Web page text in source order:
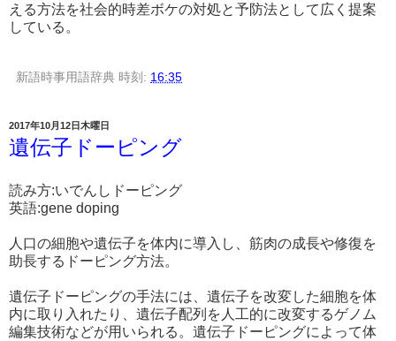
える方法を社会的時差ボケの対処と予防法として広く提案
している。
新語時事用語辞典 時刻: 16:35
2017年10月12日木曜日
遺伝子ドーピング
読み方:いでんしドーピング
英語:gene doping
人口の細胞や遺伝子を体内に導入し、筋肉の成長や修復を
助長するドーピング方法。
遺伝子ドーピングの手法には、遺伝子を改変した細胞を体
内に取り入れたり、遺伝子配列を人工的に改変するゲノム
編集技術などが用いられる。遺伝子ドーピングによって体